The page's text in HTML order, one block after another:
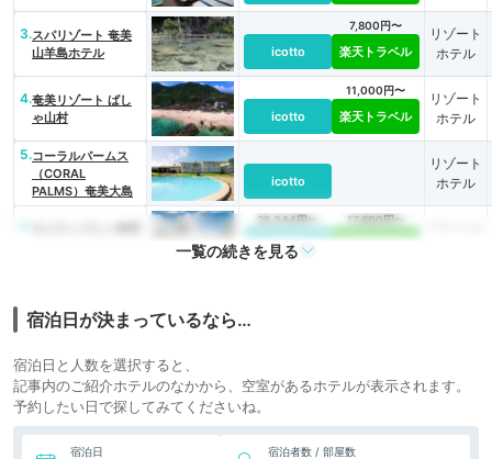
3.スパリゾート 奄美
山羊島ホテル
icotto
7,800円〜
楽天トラベル
リゾート
ホテル
4.奄美リゾート ばし
ゃ山村
icotto
11,000円〜
楽天トラベル
リゾート
ホテル
5.コーラルパームス
（CORAL
PALMS）奄美大島
icotto
リゾート
ホテル
25,344円〜
icotto
17,600円〜
ティブシー奄美
（THIDA MOON）
奄美大島
楽天トラベル
ホテル
奄美 Mahalo icotto 楽天トラベル
ィラ・コ
一覧の続きを見る
宿泊日が決まっているなら…
宿泊日と人数を選択すると、
記事内のご紹介ホテルのなかから、空室があるホテルが表示されます。
予約したい日で探してみてくださいね。
宿泊日 宿泊者数 / 部屋数